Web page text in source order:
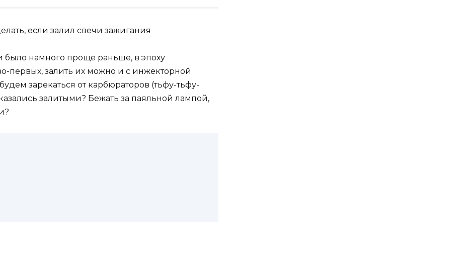
было намного проще раньше, в эпоху
первых, залить их можно и с инжекторной
зарекаться от карбюраторов (тьфу-тьфу-
залитыми? Бежать за паяльной лампой,